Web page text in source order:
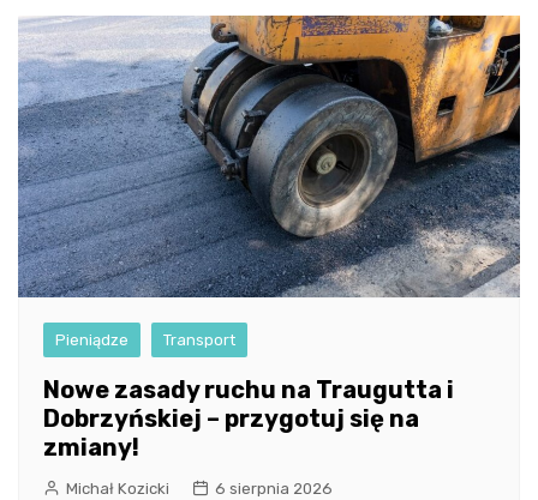
Pieniądze Transport
Nowe zasady ruchu na Traugutta i
Dobrzyńskiej – przygotuj się na
zmiany!
Michał Kozicki 6 sierpnia 2026